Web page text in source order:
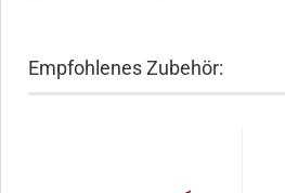
Empfohlenes Zubehör: